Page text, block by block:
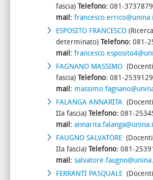
fascia) Telefono: 081-
mail:
ESPOSITO FRANCESCO
determinato) Telefono: 081-
mail:
FAGNANO MASSIMO
fascia) Telefono: 081-
mail:
FALANGA ANNARITA
IIa fascia) Telefono: 081-
mail:
FAUGNO SALVATORE
IIa fascia) Telefono: 081-
mail:
FERRANTI PASQUALE